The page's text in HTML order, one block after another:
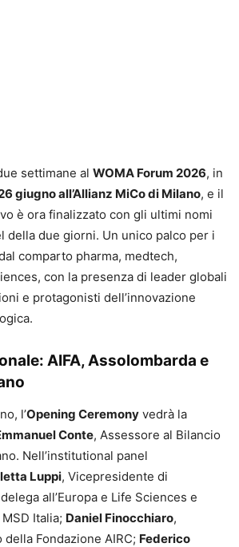
settimane al WOMA Forum 2026, in
giugno all’Allianz MiCo di Milano, e il
è ora finalizzato con gli ultimi nomi
della due giorni. Un unico palco per i
comparto pharma, medtech,
con la presenza di leader globali
e protagonisti dell’innovazione
AIFA, Assolombarda e
l’Opening Ceremony vedrà la
Conte, Assessore al Bilancio
Nell’institutional panel
Luppi, Vicepresidente di
all’Europa e Life Sciences e
Italia; Daniel Finocchiaro,
Fondazione AIRC; Federico